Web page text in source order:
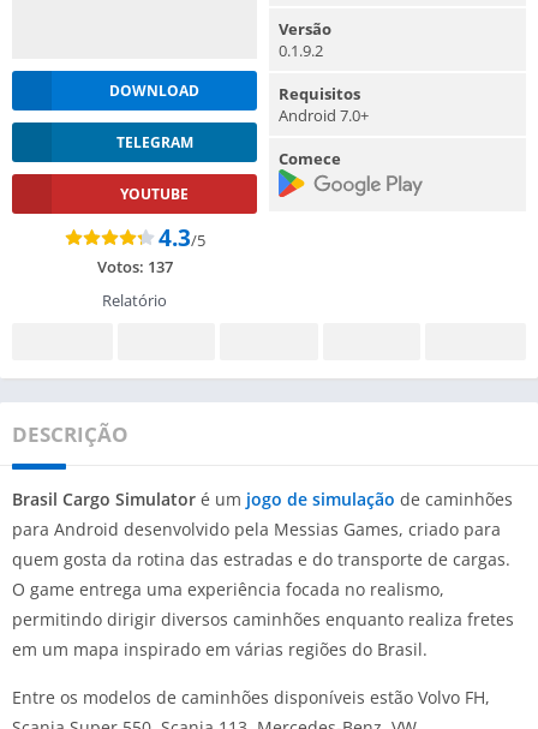
DOWNLOAD
TELEGRAM
YOUTUBE
4.3/5
Votos: 137
Relatório
Versão
0.1.9.2
Requisitos
Android 7.0+
Comece
DESCRIÇÃO
Brasil Cargo Simulator é um jogo de simulação de caminhões
para Android desenvolvido pela Messias Games, criado para
quem gosta da rotina das estradas e do transporte de cargas.
O game entrega uma experiência focada no realismo,
permitindo dirigir diversos caminhões enquanto realiza fretes
em um mapa inspirado em várias regiões do Brasil.
Entre os modelos de caminhões disponíveis estão Volvo FH,